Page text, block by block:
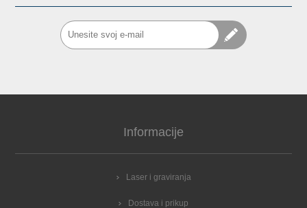
Informacije
Laser i graviranja
Dostava i prikup